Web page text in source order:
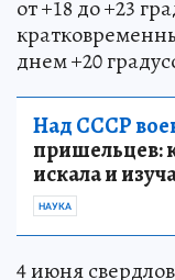
от +18 до +23
днем +20
Над СССР
пришельцев:
искала и
НАУКА
4 июня